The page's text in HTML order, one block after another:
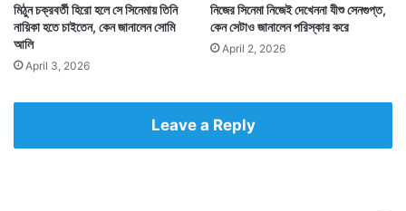
মিঠুন চক্রবর্তী হিরো হলে সে সিনেমায় তিনি
নায়িকা হতে চাইতেন, কেন জানালেন সোমি
আলি
April 3, 2026
নিজের সিনেমা নিজেই দেখেননা যীশু সেনগুপ্ত,
কেন সেটাও জানালেন পরিস্কার করে
April 2, 2026
Leave a Reply